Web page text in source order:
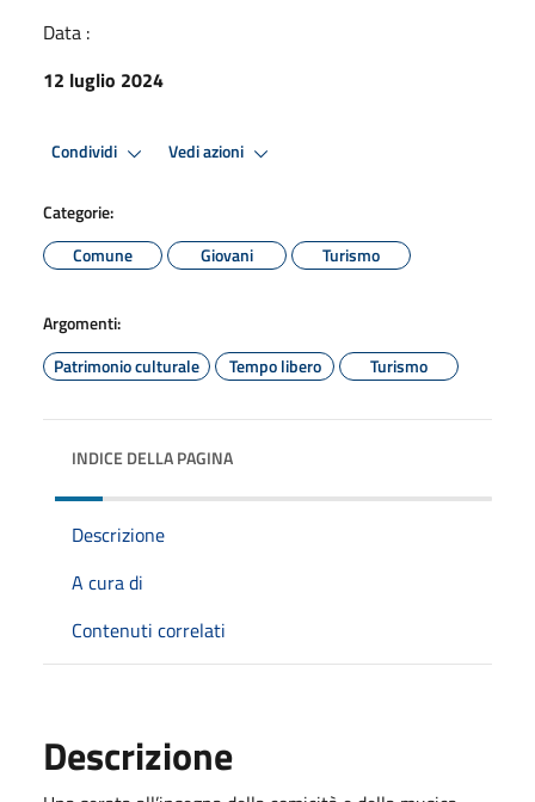
Data :
12 luglio 2024
Condividi Vedi azioni
Categorie:
Comune
Giovani Turismo
Argomenti:
Patrimonio culturale
Tempo libero Turismo
INDICE DELLA PAGINA
Descrizione
A cura di
Contenuti correlati
Descrizione